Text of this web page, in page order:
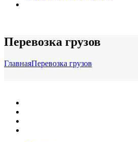
Перевозка грузов
ГлавнаяПеревозка грузов